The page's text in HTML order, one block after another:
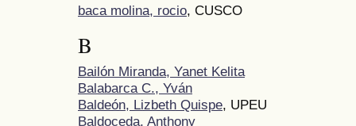
baca molina, rocio, CUSCO
B
Bailón Miranda, Yanet Kelita
Balabarca C., Yván
Baldeón, Lizbeth Quispe, UPEU
Baldoceda, Anthony